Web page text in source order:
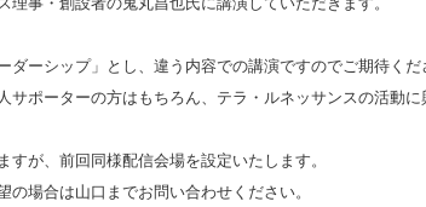
ダーシップ」とし、違う内容での講演ですのでご期待くだ
サポーターの方はもちろん、テラ・ルネッサンスの活動
すが、前回同様配信会場を設定いたします。
の場合は山口までお問い合わせください。